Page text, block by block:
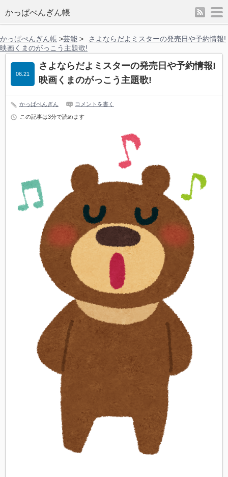
かっぱぺんぎん帳 rss
かっぱぺんぎん帳 >芸能 >
さよならだよミスターの発売日や予約情報!
映画くまのがっこう主題歌!
さよならだよミスターの発売日や予約情報!
映画くまのがっこう主題歌!
06.21
かっぱぺんぎん コメントを書く
この記事は3分で読めます